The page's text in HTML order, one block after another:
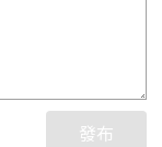
發布